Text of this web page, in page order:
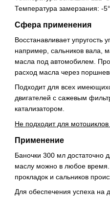
Температура замерзания: -
Сфера применения
Восстанавливает упругость
например, сальников вала,
масла под автомобилем.
расход масла через
Подходит для всех
двигателей с сажевым
катализатором.
Не подходит для
Применение
Баночки 300 мл достаточно
маслу можно в любое время.
прокладок и сальников
Для обеспечения успеха на